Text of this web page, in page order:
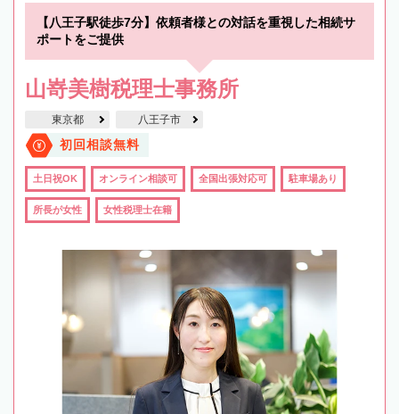
【八王子駅徒歩7分】依頼者様との対話を重視した相続サ
ポートをご提供
山嵜美樹税理士事務所
東京都 八王子市
初回相談無料
土日祝OK オンライン相談可 全国出張対応可 駐車場あり
所長が女性 女性税理士在籍